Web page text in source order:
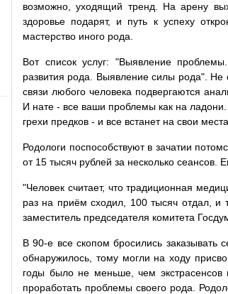
возможно, уходящий тренд. На арену
здоровье подарят, и путь к успеху
мастерство иного рода.
Вот список услуг: "Выявление
развития рода. Выявление силы рода". Не
связи любого человека подвергаются
И нате - все ваши проблемы как на
грехи предков - и все встанет на свои места.
Родологи поспособствуют в зачатии
от 15 тысяч рублей за несколько сеансов.
"Человек считает, что традиционная
раз на приём сходил, 100 тысяч отдал, и
заместитель председателя комитета
В 90-е все скопом бросились заказывать
обнаружилось, тому могли на ходу
годы было не меньше, чем
проработать проблемы своего рода.